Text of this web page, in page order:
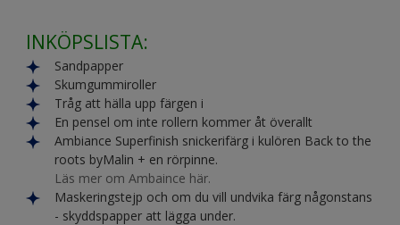
INKÖPSLISTA:
Sandpapper
Skumgummiroller
Tråg att hälla upp färgen i
En pensel om inte rollern kommer åt överallt
Ambiance Superfinish snickerifärg i kulören Back to the
roots byMalin + en rörpinne.
Läs mer om Ambaince här.
Maskeringstejp och om du vill undvika färg någonstans
- skyddspapper att lägga under.